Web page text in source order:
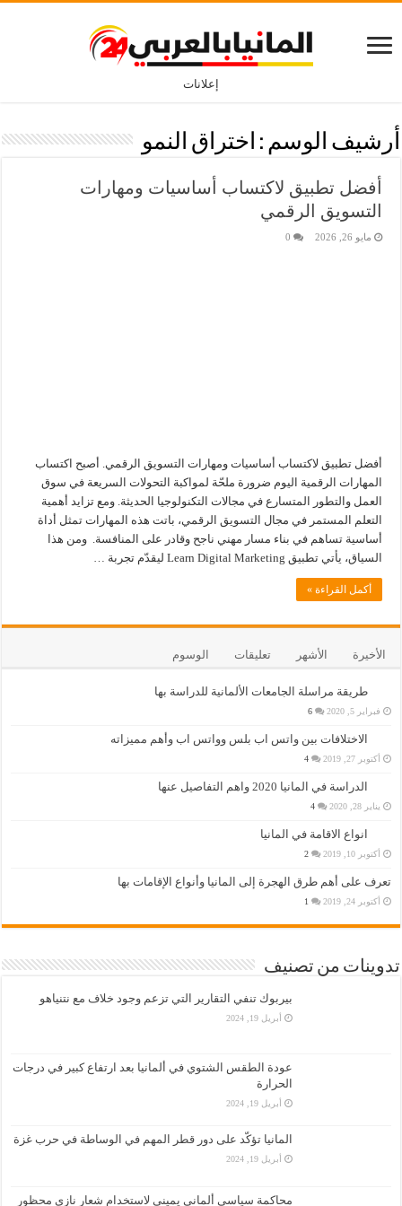
إعلانات
أرشيف الوسم : اختراق النمو
أفضل تطبيق لاكتساب أساسيات ومهارات
التسويق الرقمي
مايو 26, 2026 0
أفضل تطبيق لاكتساب أساسيات ومهارات التسويق الرقمي. أصبح اكتساب
المهارات الرقمية اليوم ضرورة ملحّة لمواكبة التحولات السريعة في سوق
العمل والتطور المتسارع في مجالات التكنولوجيا الحديثة. ومع تزايد أهمية
التعلم المستمر في مجال التسويق الرقمي، باتت هذه المهارات تمثل أداة
أساسية تساهم في بناء مسار مهني ناجح وقادر على المنافسة. ومن هذا
السياق، يأتي تطبيق Learn Digital Marketing ليقدّم تجربة …
أكمل القراءة »
الأخيرة الأشهر تعليقات الوسوم
طريقة مراسلة الجامعات الألمانية للدراسة بها
فبراير 5, 2020 6
الاختلافات بين واتس اب بلس وواتس اب وأهم مميزاته
أكتوبر 27, 2019 4
الدراسة في المانيا 2020 واهم التفاصيل عنها
يناير 28, 2020 4
انواع الاقامة في المانيا
أكتوبر 10, 2019 2
تعرف على أهم طرق الهجرة إلى المانيا وأنواع الإقامات بها
أكتوبر 24, 2019 1
تدوينات من تصنيف
بيربوك تنفي التقارير التي تزعم وجود خلاف مع نتنياهو
أبريل 19, 2024
عودة الطقس الشتوي في ألمانيا بعد ارتفاع كبير في درجات
الحرارة
أبريل 19, 2024
المانيا تؤكّد على دور قطر المهم في الوساطة في حرب غزة
أبريل 19, 2024
محاكمة سياسي ألماني يميني لاستخدام شعار نازي محظور